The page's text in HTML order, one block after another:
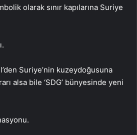
olarak sınır kapılarına Suriye
Suriye’nin kuzeydoğusuna
alsa bile ‘SDG’ bünyesinde yeni